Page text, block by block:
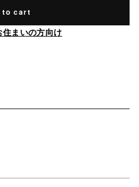
to cart
住まいの方向け